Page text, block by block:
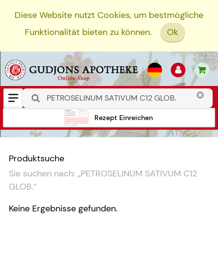
Diese Website nutzt Cookies, um bestmögliche
Funktionalität bieten zu können.
Ok
Rezept Einreichen
Produktsuche
Sie suchen nach: „PETROSELINUM SATIVUM C12
GLOB.“
Keine Ergebnisse gefunden.